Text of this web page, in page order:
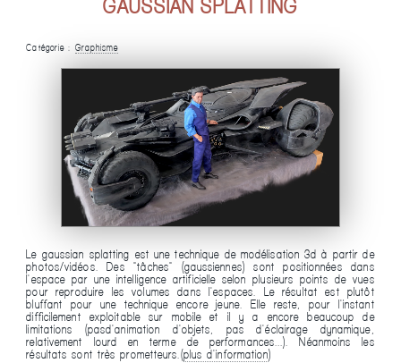
GAUSSIAN SPLATTING
Catégorie : Graphisme
Le gaussian splatting est une technique de modélisation 3d à partir de
photos/vidéos. Des "tâches" (gaussiennes) sont positionnées dans
l'espace par une intelligence artificielle selon plusieurs points de vues
pour reproduire les volumes dans l'espaces. Le résultat est plutôt
bluffant pour une technique encore jeune. Elle reste, pour l'instant
difficilement exploitable sur mobile et il y a encore beaucoup de
limitations (pasd'animation d'objets, pas d'éclairage dynamique,
relativement lourd en terme de performances...). Néanmoins les
résultats sont très prometteurs.(plus d'information)